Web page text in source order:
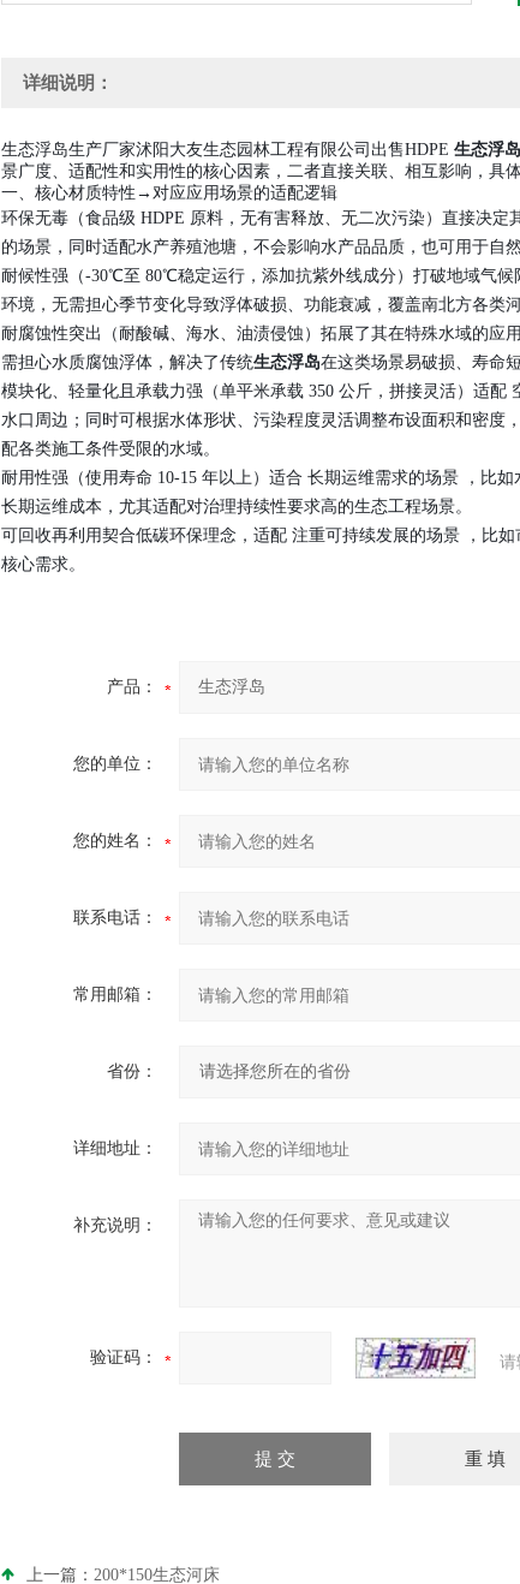
详细说明：
生态浮岛生产厂家沭阳大友生态园林工程有限公司出售HDPE 生态浮岛
景广度、适配性和实用性的核心因素，二者直接关联、相互影响，具
一、核心材质特性→对应应用场景的适配逻辑
环保无毒（食品级 HDPE 原料，无有害释放、无二次污染）直接决
的场景，同时适配水产养殖池塘，不会影响水产品品质，也可用于自
耐候性强（-30℃至 80℃稳定运行，添加抗紫外线成分）打破地域气
环境，无需担心季节变化导致浮体破损、功能衰减，覆盖南北方各类
耐腐蚀性突出（耐酸碱、海水、油渍侵蚀）拓展了其在特殊水域的
需担心水质腐蚀浮体，解决了传统生态浮岛在这类场景易破损、寿命短
模块化、轻量化且承载力强（单平米承载 350 公斤，拼接灵活）适
水口周边；同时可根据水体形状、污染程度灵活调整布设面积和密
配各类施工条件受限的水域。
耐用性强（使用寿命 10-15 年以上）适合 长期运维需求的场景 ，比
长期运维成本，尤其适配对治理持续性要求高的生态工程场景。
可回收再利用契合低碳环保理念，适配 注重可持续发展的场景 ，比
核心需求。
产品：
您的单位：
您的姓名：
联系电话：
常用邮箱：
省份：
详细地址：
补充说明：
验证码： 请
上一篇： 200*150生态河床